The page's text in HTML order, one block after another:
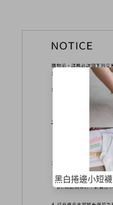
黑白捲邊小短襪